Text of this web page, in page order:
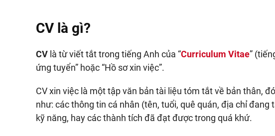
CV là gì?
CV là từ viết tắt trong tiếng Anh của “Curriculum Vitae”
ứng tuyển” hoặc “Hồ sơ xin việc”.
CV xin việc là một tập văn bản tài liệu tóm tắt về bản thân,
như: các thông tin cá nhân (tên, tuổi, quê quán, địa chỉ
kỹ năng, hay các thành tích đã đạt được trong quá khứ.